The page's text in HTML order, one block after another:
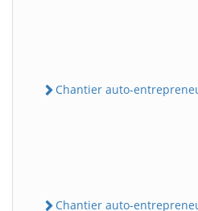
Chantier auto-
Chantier auto-